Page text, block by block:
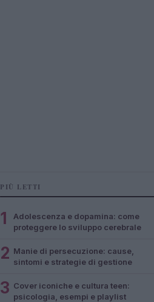
PIÙ LETTI
1
Adolescenza e dopamina: come
proteggere lo sviluppo cerebrale
2 Manie di persecuzione: cause,
sintomi e strategie di gestione
3 Cover iconiche e cultura teen:
psicologia, esempi e playlist